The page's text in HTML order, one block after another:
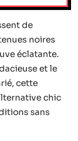
de
noires
éclatante.
et le
cette
chic
sans